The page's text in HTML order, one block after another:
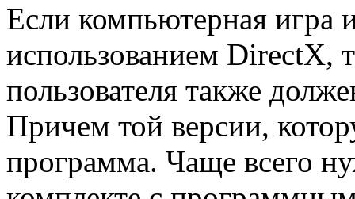
Если компьютерная игра
использованием DirectX,
пользователя также
Причем той версии,
программа. Чаще всего